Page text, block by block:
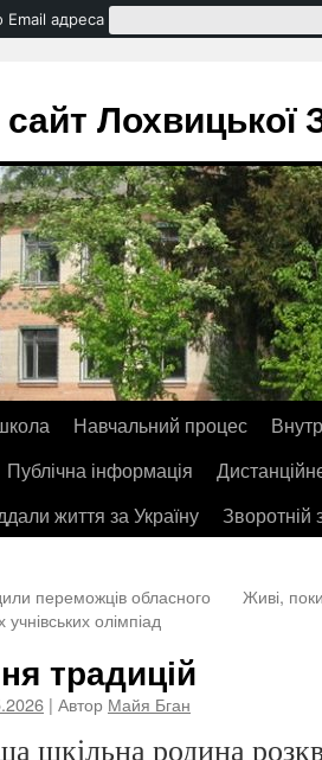
Email адреса
Лохвицької
Навчальний процес
Публічна інформація
життя за Україну
Зворотній
переможців обласного
олімпіад
Живі,
традицій
| Автор Майя Бган
шкільна родина